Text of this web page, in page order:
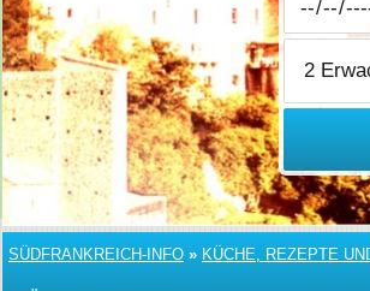
SÜDFRANKREICH-INFO » KÜCHE, REZEPTE